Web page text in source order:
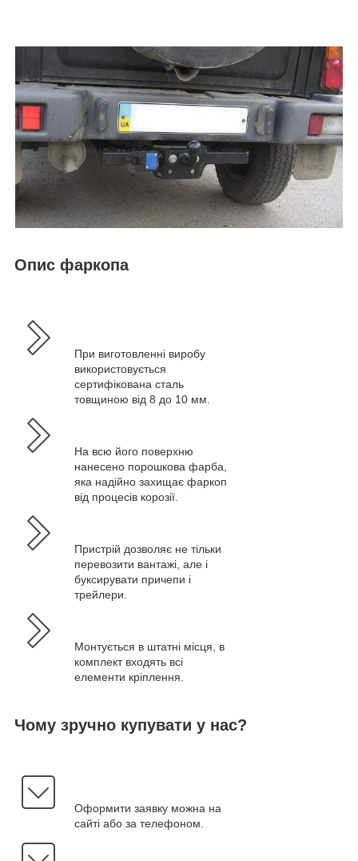
Опис фаркопа
При виготовленні виробу
використовується
сертифікована сталь
товщиною від 8 до 10 мм.
На всю його поверхню
нанесено порошкова фарба,
яка надійно захищає фаркоп
від процесів корозії.
Пристрій дозволяє не тільки
перевозити вантажі, але і
буксирувати причепи і
трейлери.
Монтується в штатні місця, в
комплект входять всі
елементи кріплення.
Чому зручно купувати у нас?
Оформити заявку можна на
сайті або за телефоном.